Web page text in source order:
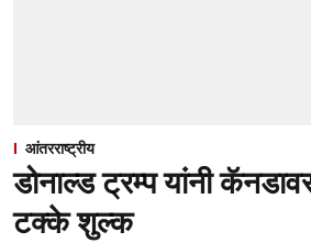
आंतरराष्ट्रीय
डोनाल्ड ट्रम्प यांनी
टक्के शुल्क